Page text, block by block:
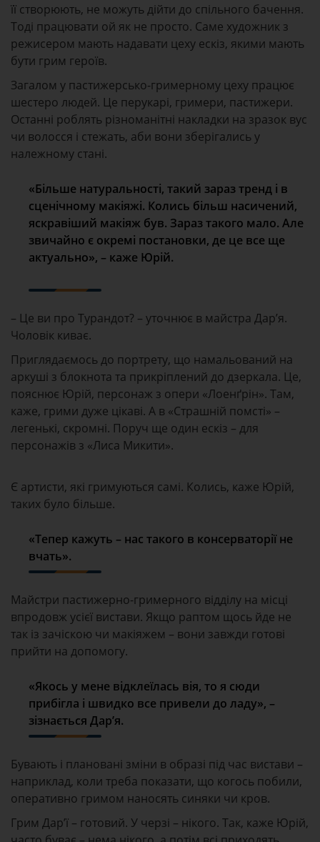
її створюють, не можуть дійти до спільного бачення.
Тоді працювати ой як не просто. Саме художник з
режисером мають надавати цеху ескіз, якими мають
бути грим героїв.
Загалом у пастижерсько-гримерному цеху працює
шестеро людей. Це перукарі, гримери, пастижери.
Останні роблять різноманітні накладки на зразок вус
чи волосся і стежать, аби вони зберігались у
належному стані.
«Більше натуральності, такий зараз тренд і в
сценічному макіяжі. Колись більш насичений,
яскравіший макіяж був. Зараз такого мало. Але
звичайно є окремі постановки, де це все ще
актуально», – каже Юрій.
– Це ви про Турандот? – уточнює в майстра Дар’я.
Чоловік киває.
Приглядаємось до портрету, що намальований на
аркуші з блокнота та прикріплений до дзеркала. Це,
пояснює Юрій, персонаж з опери «Лоенґрін». Там,
каже, грими дуже цікаві. А в «Страшній помсті» –
легенькі, скромні. Поруч ще один ескіз – для
персонажів з «Лиса Микити».
Є артисти, які гримуються самі. Колись, каже Юрій,
таких було більше.
«Тепер кажуть – нас такого в консерваторії не
вчать».
Майстри пастижерно-гримерного відділу на місці
впродовж усієї вистави. Якщо раптом щось йде не
так із зачіскою чи макіяжем – вони завжди готові
прийти на допомогу.
«Якось у мене відклеїлась вія, то я сюди
прибігла і швидко все привели до ладу», –
зізнається Дар’я.
Бувають і плановані зміни в образі під час вистави –
наприклад, коли треба показати, що когось побили,
оперативно гримом наносять синяки чи кров.
Грим Дар’ї – готовий. У черзі – нікого. Так, каже Юрій,